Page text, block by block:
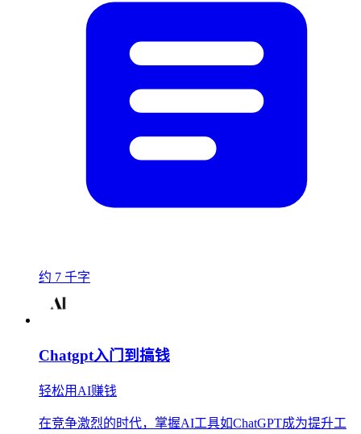
约 7 千字
Chatgpt入门到搞钱
轻松用AI赚钱
在竞争激烈的时代，掌握AI工具如ChatGPT成为提升工